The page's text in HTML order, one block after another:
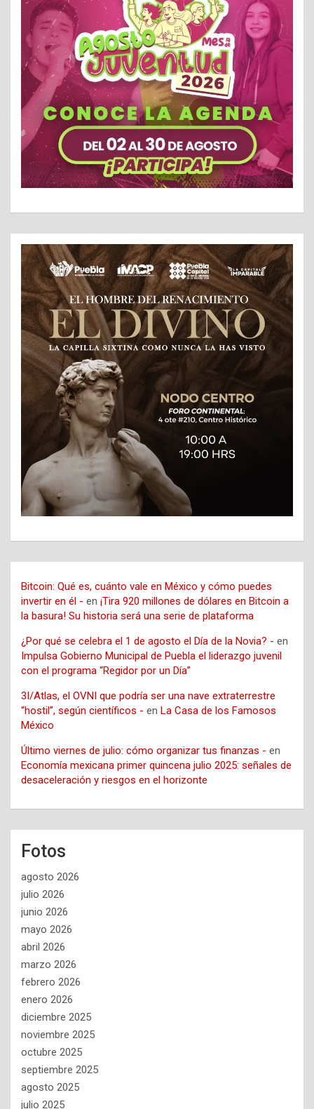
Bitcoin: Qué es, cuánto vale en México y cómo puedes
invertir en él - en ¡Tira 920 millones de dólares en Bitcoin a
la basura! Su historia será una serie de plataforma
¿Por qué se celebra el 1 de agosto el Día de la Novia? - en
Impulsa Gobierno Municipal de Puebla el liderazgo juvenil
con el programa “Regidor por un Día”
3I/Atlas, el OVNI que podría ser una nave extraterrestre
“hostil”, según científicos - en La Casa de los Famosos
México
Último viernes de julio: cómo organizar tus finanzas - en
Economía mexicana primer quincena julio 2025: señales de
desaceleración y riesgos en el horizonte
Fotos
agosto 2026
julio 2026
junio 2026
mayo 2026
abril 2026
marzo 2026
febrero 2026
enero 2026
diciembre 2025
noviembre 2025
octubre 2025
septiembre 2025
agosto 2025
julio 2025